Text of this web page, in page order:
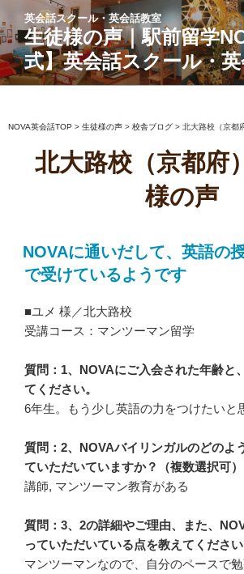
ン
テ
ン
ツ
ス
英会話スクール・英会話教室
生徒様の声｜駅前留学
式】英会話スクール・
NOVA英会話TOP > 生徒様の声 > 校舎ブログ > 北大路校（京都
北大路校（京都府
様の声
NOVAに通いだして、英語の
で受けているようです
■ユメ 様／北大路校
受講コース：マンツーマン留学
質問：1、NOVAにご入会された年齢と
てください。
6年生。もう少し英語の力をつけたいと
質問：2、NOVAバイリンガルのどのよ
ていただいていますか？（複数選択可）
講師, マンツーマン教育がある
質問：3、2の詳細やご理由、また、
っていただいている点を教えてください
マンツーマンなので、自分のペースで